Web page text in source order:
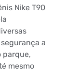
Nike T90
a
parque,
mesmo